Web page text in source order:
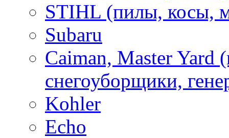
STIHL (пилы, косы,
Subaru
Caiman, Master Yard
снегоуборщики,
Kohler
Echo